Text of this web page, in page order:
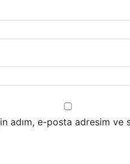
adım, e-posta adresim